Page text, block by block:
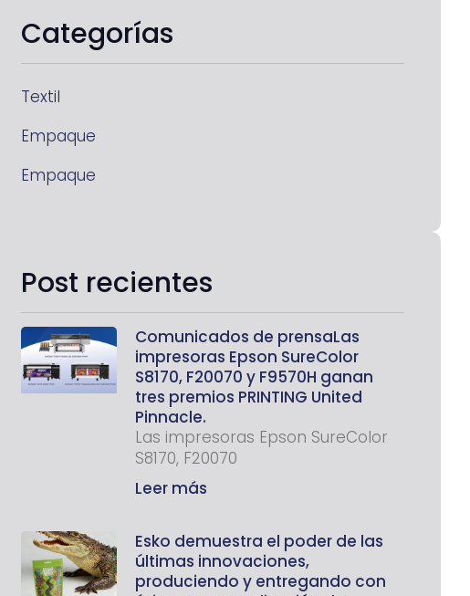
Categorías
Textil
Empaque
Empaque
Post recientes
Comunicados de prensaLas
impresoras Epson SureColor
S8170, F20070 y F9570H ganan
tres premios PRINTING United
Pinnacle.
Las impresoras Epson SureColor
S8170, F20070
Leer más
Esko demuestra el poder de las
últimas innovaciones,
produciendo y entregando con